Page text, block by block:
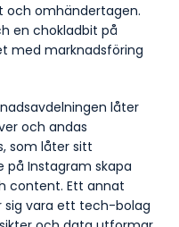
och omhändertagen.
en chokladbit på
med marknadsföring
låter
och andas
som låter sitt
på Instagram skapa
content. Ett annat
sig vara ett tech-bolag